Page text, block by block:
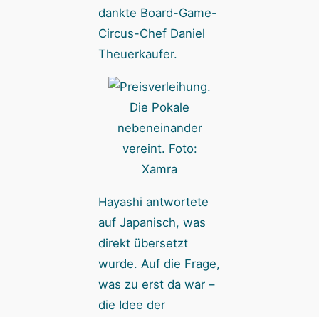
dankte Board-Game-
Circus-Chef Daniel
Theuerkaufer.
Die Pokale
nebeneinander
vereint. Foto:
Xamra
Hayashi antwortete
auf Japanisch, was
direkt übersetzt
wurde. Auf die Frage,
was zu erst da war –
die Idee der